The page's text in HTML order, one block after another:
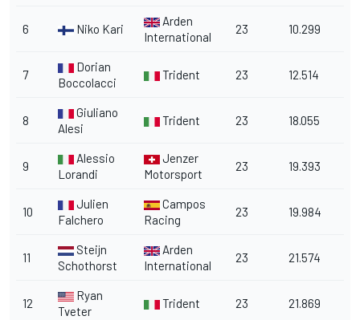
6 Niko Kari
Arden
International
23 10.299
7
Dorian
Boccolacci
Trident 23 12.514
8
Giuliano
Alesi
Trident 23 18.055
9
Alessio
Lorandi
Jenzer
Motorsport
23 19.393
10
Julien
Falchero
Campos
Racing
23 19.984
11
Steijn
Schothorst
Arden
International
23 21.574
12
Ryan
Tveter
Trident 23 21.869